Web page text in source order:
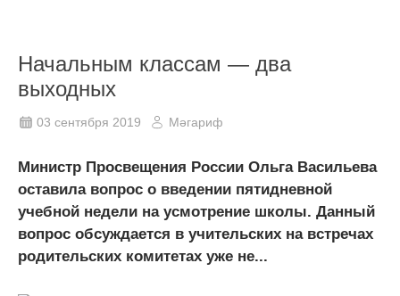
Начальным классам — два
выходных
03 сентября 2019 Мәгариф
Министр Просвещения России Ольга Васильева
оставила вопрос о введении пятидневной
учебной недели на усмотрение школы. Данный
вопрос обсуждается в учительских на встречах
родительских комитетах уже не...